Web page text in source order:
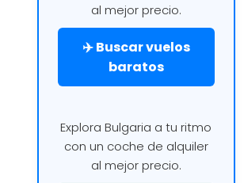
al mejor precio.
✈️ Buscar vuelos
baratos
Explora Bulgaria a tu ritmo
con un coche de alquiler
al mejor precio.